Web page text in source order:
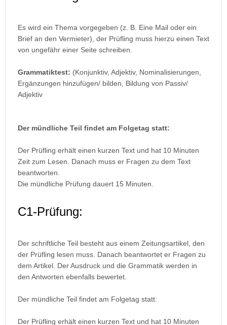
Es wird ein Thema vorgegeben (z. B. Eine Mail oder ein
Brief an den Vermieter), der Prüfling muss hierzu einen Text
von ungefähr einer Seite schreiben.
Grammatiktest: (Konjunktiv, Adjektiv, Nominalisierungen,
Ergänzungen hinzufügen/ bilden, Bildung von Passiv/
Adjektiv
Der mündliche Teil findet am Folgetag statt:
Der Prüfling erhält einen kurzen Text und hat 10 Minuten
Zeit zum Lesen. Danach muss er Fragen zu dem Text
beantworten.
Die mündliche Prüfung dauert 15 Minuten.
C1-Prüfung:
Der schriftliche Teil besteht aus einem Zeitungsartikel, den
der Prüfling lesen muss. Danach beantwortet er Fragen zu
dem Artikel. Der Ausdruck und die Grammatik werden in
den Antworten ebenfalls bewertet.
Der mündliche Teil findet am Folgetag statt:
Der Prüfling erhält einen kurzen Text und hat 10 Minuten